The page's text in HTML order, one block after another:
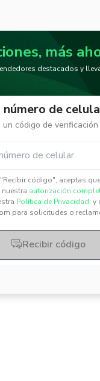
más
destacados y
de
un código de verificación
código", aceptas que
autorización
Política de Privacidad. y
para solicitudes o
Recibir código